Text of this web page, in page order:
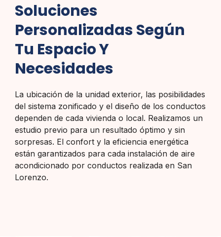
Soluciones
Personalizadas Según
Tu Espacio Y
Necesidades
La ubicación de la unidad exterior, las posibilidades
del sistema zonificado y el diseño de los conductos
dependen de cada vivienda o local. Realizamos un
estudio previo para un resultado óptimo y sin
sorpresas. El confort y la eficiencia energética
están garantizados para cada instalación de aire
acondicionado por conductos realizada en San
Lorenzo.